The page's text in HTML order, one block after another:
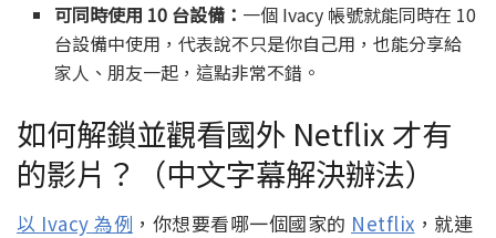
可同時使用 10 台設備： 一個 Ivacy 帳號就能同時在 10
台設備中使用，代表說不只是你自己用，也能分享給
家人、朋友一起，這點非常不錯。
如何解鎖並觀看國外 Netflix 才有
的影片？（中文字幕解決辦法）
以 Ivacy 為例 ，你想要看哪一個國家的 Netflix ，就連